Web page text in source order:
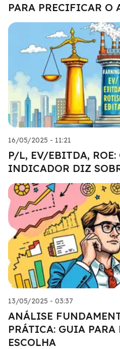
PARA PRECIFICAR O
16/05/2025 - 11:21
P/L, EV/EBITDA, ROE:
INDICADOR DIZ
13/05/2025 - 03:37
ANÁLISE
PRÁTICA: GUIA PARA
ESCOLHA